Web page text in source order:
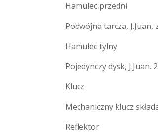
Hamulec przedni
Podwójna tarcza, J.Juan,
Hamulec tylny
Pojedynczy dysk, J.Juan.
Klucz
Mechaniczny klucz
Reflektor